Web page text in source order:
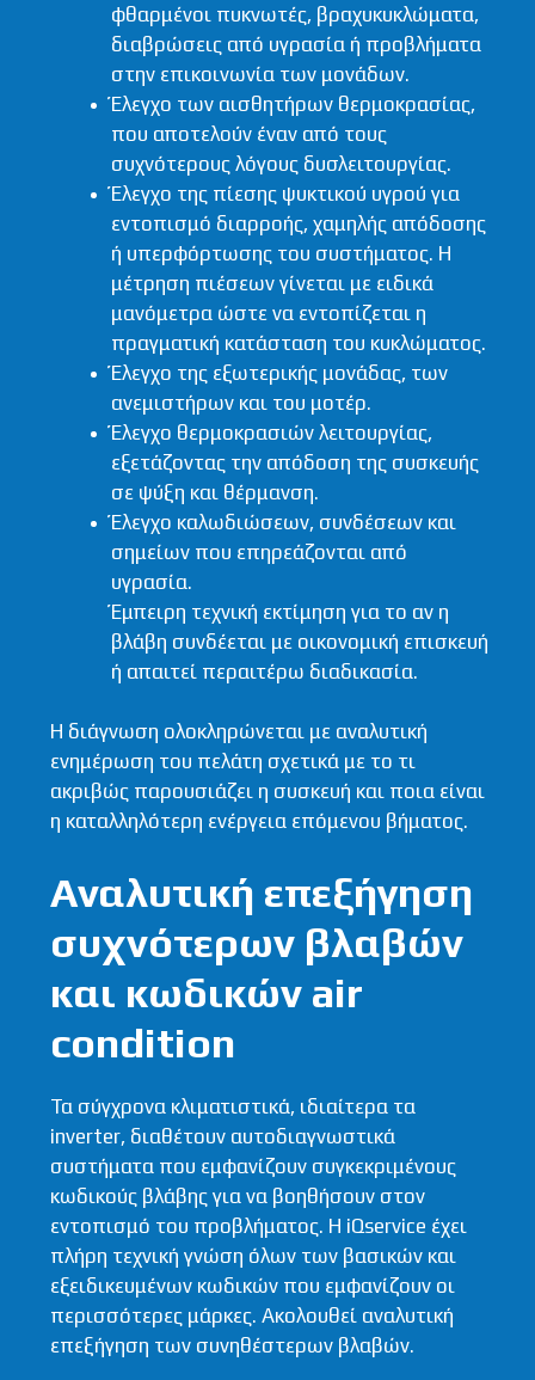
φθαρμένοι πυκνωτές, βραχυκυκλώματα,
διαβρώσεις από υγρασία ή προβλήματα
στην επικοινωνία των μονάδων.
Έλεγχο των αισθητήρων θερμοκρασίας,
που αποτελούν έναν από τους
συχνότερους λόγους δυσλειτουργίας.
Έλεγχο της πίεσης ψυκτικού υγρού για
εντοπισμό διαρροής, χαμηλής απόδοσης
ή υπερφόρτωσης του συστήματος. Η
μέτρηση πιέσεων γίνεται με ειδικά
μανόμετρα ώστε να εντοπίζεται η
πραγματική κατάσταση του κυκλώματος.
Έλεγχο της εξωτερικής μονάδας, των
ανεμιστήρων και του μοτέρ.
Έλεγχο θερμοκρασιών λειτουργίας,
εξετάζοντας την απόδοση της συσκευής
σε ψύξη και θέρμανση.
Έλεγχο καλωδιώσεων, συνδέσεων και
σημείων που επηρεάζονται από
υγρασία.
Έμπειρη τεχνική εκτίμηση για το αν η
βλάβη συνδέεται με οικονομική επισκευή
ή απαιτεί περαιτέρω διαδικασία.
Η διάγνωση ολοκληρώνεται με αναλυτική
ενημέρωση του πελάτη σχετικά με το τι
ακριβώς παρουσιάζει η συσκευή και ποια είναι
η καταλληλότερη ενέργεια επόμενου βήματος.
Αναλυτική επεξήγηση
συχνότερων βλαβών
και κωδικών air
condition
Τα σύγχρονα κλιματιστικά, ιδιαίτερα τα
inverter, διαθέτουν αυτοδιαγνωστικά
συστήματα που εμφανίζουν συγκεκριμένους
κωδικούς βλάβης για να βοηθήσουν στον
εντοπισμό του προβλήματος. Η iQservice έχει
πλήρη τεχνική γνώση όλων των βασικών και
εξειδικευμένων κωδικών που εμφανίζουν οι
περισσότερες μάρκες. Ακολουθεί αναλυτική
επεξήγηση των συνηθέστερων βλαβών.